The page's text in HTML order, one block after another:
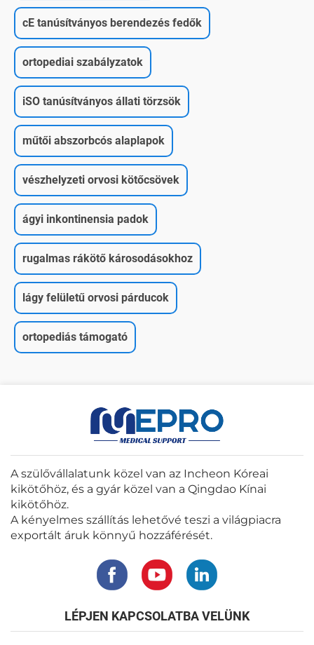
cE tanúsítványos berendezés fedők
ortopediai szabályzatok
iSO tanúsítványos állati törzsök
műtői abszorbcós alaplapok
vészhelyzeti orvosi kötőcsövek
ágyi inkontinensia padok
rugalmas rákötő károsodásokhoz
lágy felületű orvosi párducok
ortopediás támogató
A szülővállalatunk közel van az Incheon Kóreai
kikötőhöz, és a gyár közel van a Qingdao Kínai
kikötőhöz.
A kényelmes szállítás lehetővé teszi a világpiacra
exportált áruk könnyű hozzáférését.
LÉPJEN KAPCSOLATBA VELÜNK